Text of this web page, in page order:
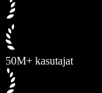
50M+ kasutajat